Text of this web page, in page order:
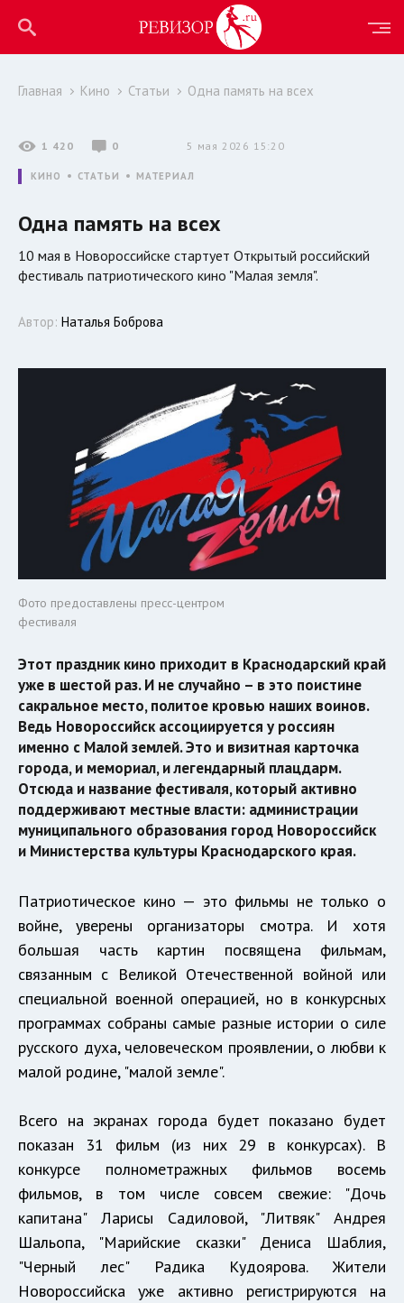
Главная Кино Статьи Одна память на всех
1 420 0 5 мая 2026 15:20
КИНО СТАТЬИ МАТЕРИАЛ
Одна память на всех
10 мая в Новороссийске стартует Открытый российский
фестиваль патриотического кино "Малая земля".
Автор: Наталья Боброва
Фото предоставлены пресс-центром
фестиваля
Этот праздник кино приходит в Краснодарский край
уже в шестой раз. И не случайно – в это поистине
сакральное место, политое кровью наших воинов.
Ведь Новороссийск ассоциируется у россиян
именно с Малой землей. Это и визитная карточка
города, и мемориал, и легендарный плацдарм.
Отсюда и название фестиваля, который активно
поддерживают местные власти: администрации
муниципального образования город Новороссийск
и Министерства культуры Краснодарского края.
Патриотическое кино — это фильмы не только о
войне, уверены организаторы смотра. И хотя
большая часть картин посвящена фильмам,
связанным с Великой Отечественной войной или
специальной военной операцией, но в конкурсных
программах собраны самые разные истории о силе
русского духа, человеческом проявлении, о любви к
малой родине, "малой земле".
Всего на экранах города будет показано будет
показан 31 фильм (из них 29 в конкурсах). В
конкурсе полнометражных фильмов восемь
фильмов, в том числе совсем свежие: "Дочь
капитана" Ларисы Садиловой, "Литвяк" Андрея
Шальопа, "Марийские сказки" Дениса Шаблия,
"Черный лес" Радика Кудоярова. Жители
Новороссийска уже активно регистрируются на